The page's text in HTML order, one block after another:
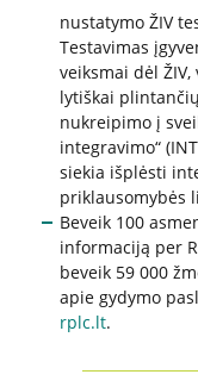
Korupcijos
Vadovės
Praneškite apie
Korupcijos
Sąrašas RPLC
prašymas STT
Korupcijos
Korupcijos
Atsakomybė
Elgesio kodeksas
nustatymo ŽIV
Testavimas
veiksmai dėl
lytiškai
nukreipimo į
integravimo“
siekia išplėsti
priklausomybės
Beveik 100
informaciją per
beveik 59 000
apie gydymo
rplc.lt.